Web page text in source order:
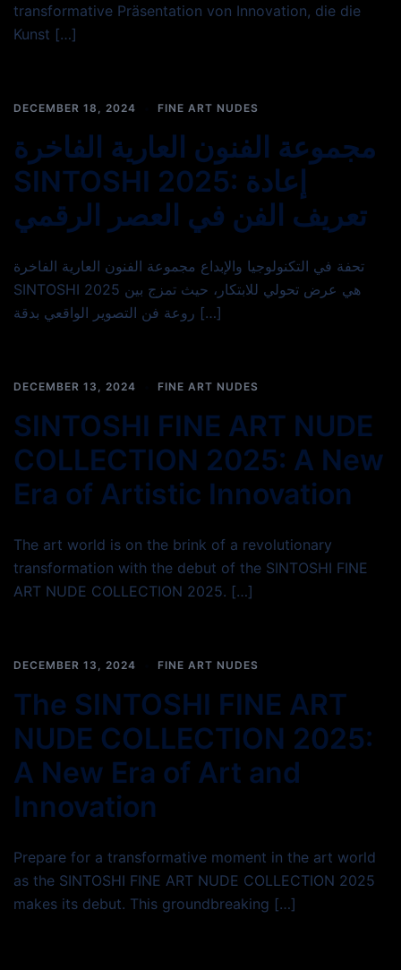
transformative Präsentation von Innovation, die die
Kunst […]
DECEMBER 18, 2024 FINE ART NUDES
مجموعة الفنون العارية الفاخرة
SINTOSHI 2025: إعادة
تعريف الفن في العصر الرقمي
تحفة في التكنولوجيا والإبداع مجموعة الفنون العارية الفاخرة
SINTOSHI 2025 هي عرض تحولي للابتكار، حيث تمزج بين
روعة فن التصوير الواقعي بدقة […]
DECEMBER 13, 2024 FINE ART NUDES
SINTOSHI FINE ART NUDE
COLLECTION 2025: A New
Era of Artistic Innovation
The art world is on the brink of a revolutionary
transformation with the debut of the SINTOSHI FINE
ART NUDE COLLECTION 2025. […]
DECEMBER 13, 2024 FINE ART NUDES
The SINTOSHI FINE ART
NUDE COLLECTION 2025:
A New Era of Art and
Innovation
Prepare for a transformative moment in the art world
as the SINTOSHI FINE ART NUDE COLLECTION 2025
makes its debut. This groundbreaking […]